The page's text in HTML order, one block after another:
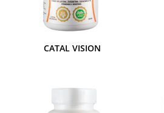
CATAL VISION